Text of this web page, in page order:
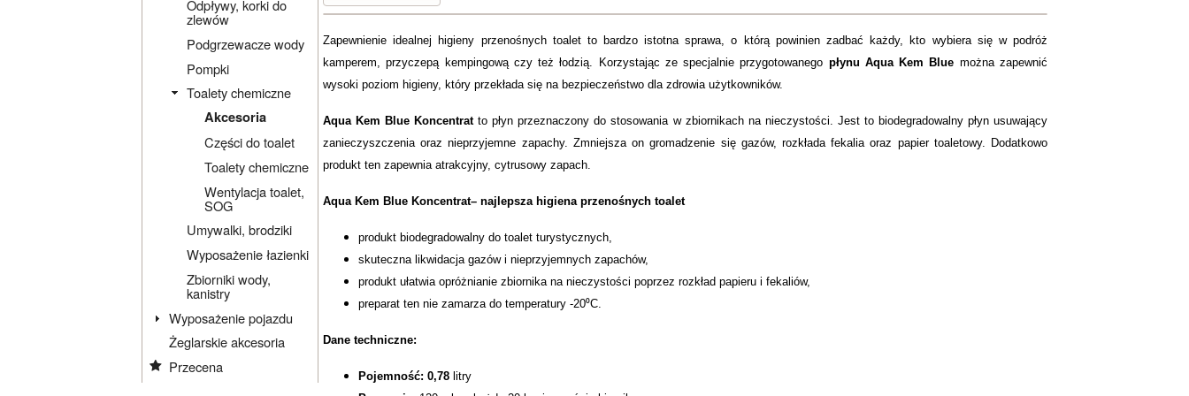
Odpływy, korki do
zlewów
Podgrzewacze wody
Pompki
Toalety chemiczne
Akcesoria
Części do toalet
Toalety chemiczne
Wentylacja toalet,
SOG
Umywalki, brodziki
Wyposażenie łazienki
Zbiorniki wody,
kanistry
Wyposażenie pojazdu
Żeglarskie akcesoria
Przecena
Zapewnienie idealnej higieny przenośnych toalet to bardzo istotna sprawa, o którą powinien zadbać każdy, kto wybiera się w podróż
kamperem, przyczepą kempingową czy też łodzią. Korzystając ze specjalnie przygotowanego płynu Aqua Kem Blue można zapewnić
wysoki poziom higieny, który przekłada się na bezpieczeństwo dla zdrowia użytkowników.
Aqua Kem Blue Koncentratto płyn przeznaczony do stosowania w zbiornikach na nieczystości. Jest to biodegradowalny płyn usuwający
zanieczyszczenia oraz nieprzyjemne zapachy. Zmniejsza on gromadzenie się gazów, rozkłada fekalia oraz papier toaletowy. Dodatkowo
produkt ten zapewnia atrakcyjny, cytrusowy zapach.
Aqua Kem Blue Koncentrat– najlepsza higiena przenośnych toalet
produkt biodegradowalny do toalet turystycznych,
skuteczna likwidacja gazów i nieprzyjemnych zapachów,
produkt ułatwia opróżnianie zbiornika na nieczystości poprzez rozkład papieru i fekaliów,
preparat ten nie zamarza do temperatury -20⁰C.
Dane techniczne:
Pojemność: 0,78 litry